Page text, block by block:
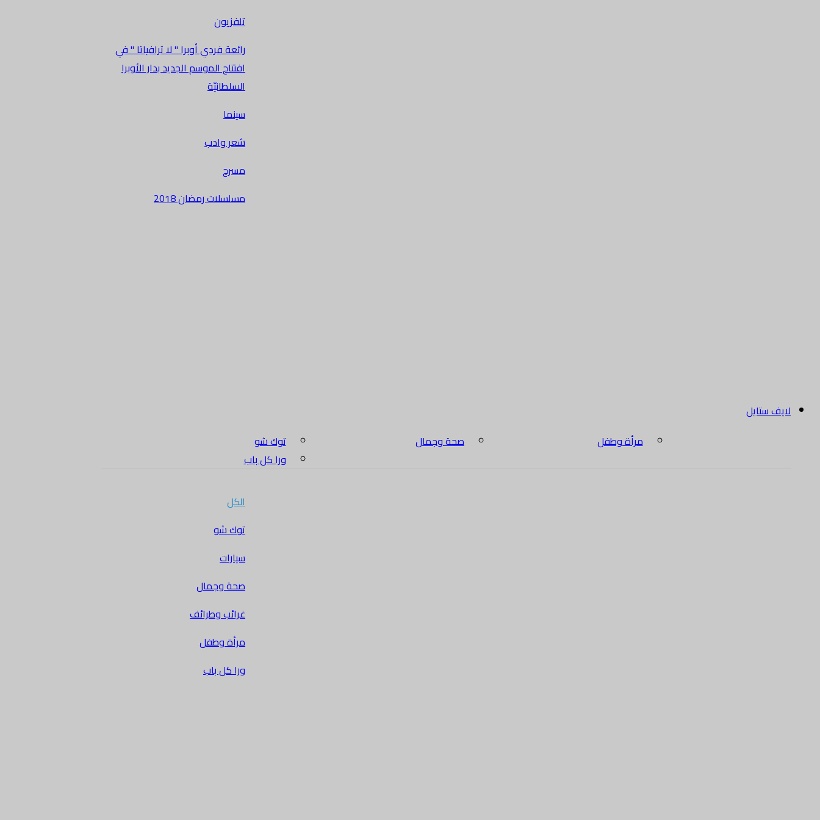
تلفزيون
رائعة فردي أوبرا " لا ترافياتا " في
افتتاح الموسم الجديد بدار الأوبرا
السلطانيّة
سينما
شعر وادب
مسرح
مسلسلات رمضان 2018
لايف ستايل
توك شو
صحة وجمال
مرأة وطفل
ورا كل باب
الكل
توك شو
سيارات
صحة وجمال
غرائب وطرائف
مرأة وطفل
ورا كل باب